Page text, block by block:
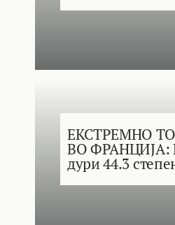
ЕКСТРЕМНО
ВО ФРАНЦИЈА:
дури 44.3